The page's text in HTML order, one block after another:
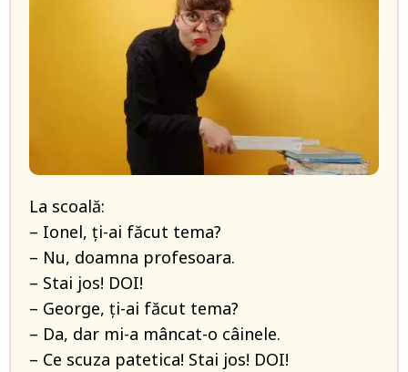
La scoală:
– Ionel, ți-ai făcut tema?
– Nu, doamna profesoara.
– Stai jos! DOI!
– George, ți-ai făcut tema?
– Da, dar mi-a mâncat-o câinele.
– Ce scuza patetica! Stai jos! DOI!